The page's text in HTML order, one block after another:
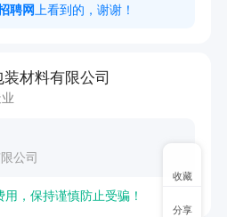
聘网 上看到的，谢谢！
材料有限公司
公司
，保持谨慎防止受骗！
收藏
分享